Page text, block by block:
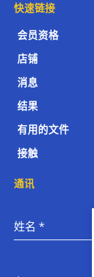
快速链接
会员资格
店铺
消息
结果
有用的文件
接触
通讯
姓名 *